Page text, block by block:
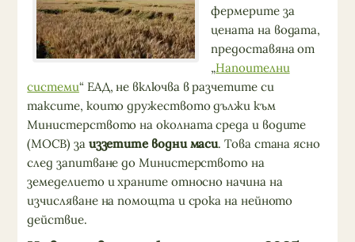
фермерите за
цената на водата,
предоставяна от
„Напоителни
системи“ ЕАД, не включва в разчетите си
таксите, които дружеството дължи към
Министерството на околната среда и водите
(МОСВ) за иззетите водни маси. Това стана ясно
след запитване до Министерството на
земеделието и храните относно начина на
изчисляване на помощта и срока на нейното
действие.